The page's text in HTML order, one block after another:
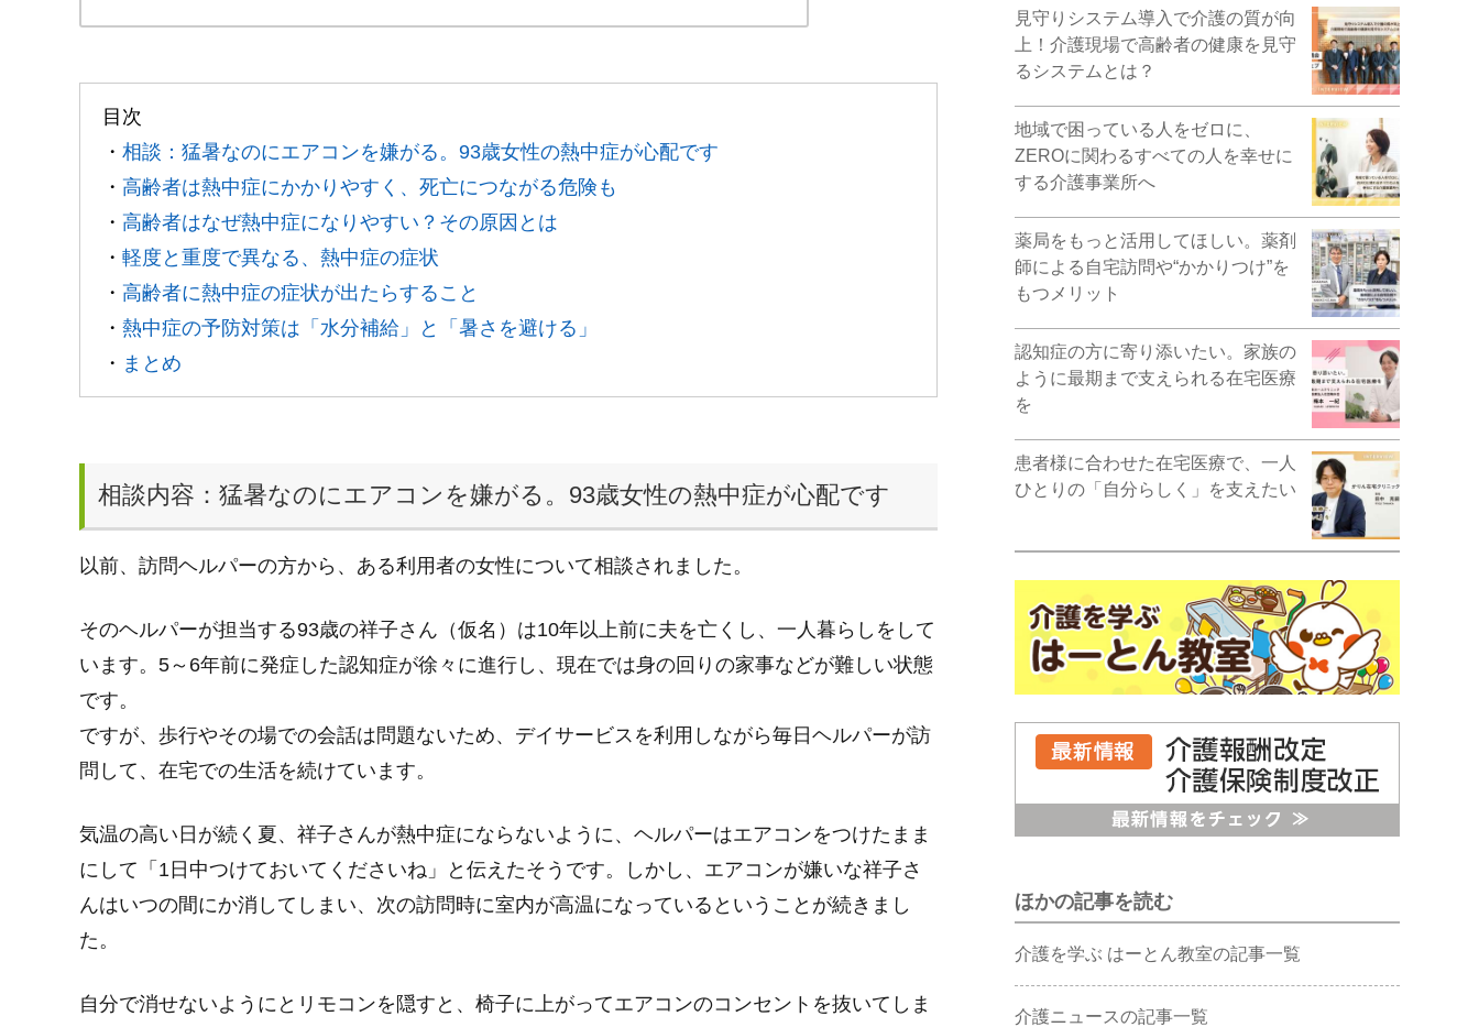
目次
・ 相談：猛暑なのにエアコンを嫌がる。93歳女性の熱中症が心配です
・ 高齢者は熱中症にかかりやすく、死亡につながる危険も
・ 高齢者はなぜ熱中症になりやすい？その原因とは
・ 軽度と重度で異なる、熱中症の症状
・ 高齢者に熱中症の症状が出たらすること
・ 熱中症の予防対策は「水分補給」と「暑さを避ける」
・ まとめ
相談内容：猛暑なのにエアコンを嫌がる。93歳女性の熱中症が心配です
以前、訪問ヘルパーの方から、ある利用者の女性について相談されました。
そのヘルパーが担当する93歳の祥子さん（仮名）は10年以上前に夫を亡くし、一人暮らしをして
います。5～6年前に発症した認知症が徐々に進行し、現在では身の回りの家事などが難しい状態
です。
ですが、歩行やその場での会話は問題ないため、デイサービスを利用しながら毎日ヘルパーが訪
問して、在宅での生活を続けています。
気温の高い日が続く夏、祥子さんが熱中症にならないように、ヘルパーはエアコンをつけたまま
にして「1日中つけておいてくださいね」と伝えたそうです。しかし、エアコンが嫌いな祥子さ
んはいつの間にか消してしまい、次の訪問時に室内が高温になっているということが続きまし
た。
自分で消せないようにとリモコンを隠すと、椅子に上がってエアコンのコンセントを抜いてしま
見守りシステム導入で介護の質が向
上！介護現場で高齢者の健康を見守
るシステムとは？
地域で困っている人をゼロに、
ZEROに関わるすべての人を幸せに
する介護事業所へ
薬局をもっと活用してほしい。薬剤
師による自宅訪問や“かかりつけ”を
もつメリット
認知症の方に寄り添いたい。家族の
ように最期まで支えられる在宅医療
を
患者様に合わせた在宅医療で、一人
ひとりの「自分らしく」を支えたい
ほかの記事を読む
介護を学ぶ はーとん教室の記事一覧
介護ニュースの記事一覧